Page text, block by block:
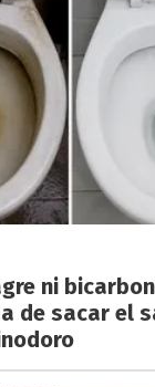
ni
de sacar el